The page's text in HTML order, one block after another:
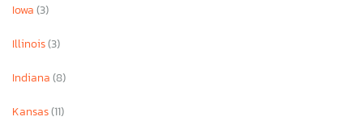
Iowa(3)
Illinois(3)
Indiana(8)
Kansas(11)